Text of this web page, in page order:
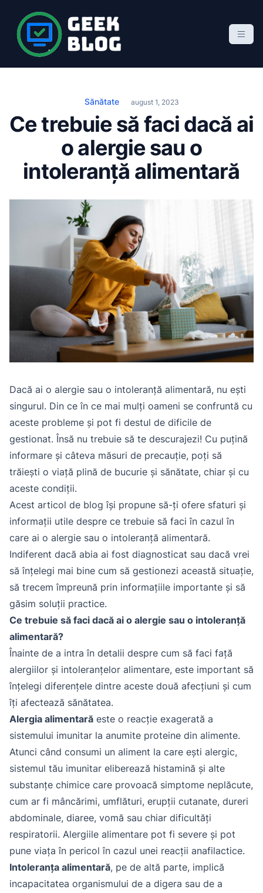
t Geek Blog
blog de marketing online
Sănătate august 1, 2023
Ce trebuie să faci dacă ai
o alergie sau o
intoleranță alimentară
Dacă ai o alergie sau o intoleranță alimentară, nu ești
singurul. Din ce în ce mai mulți oameni se confruntă cu
aceste probleme și pot fi destul de dificile de
gestionat. Însă nu trebuie să te descurajezi! Cu puțină
informare și câteva măsuri de precauție, poți să
trăiești o viață plină de bucurie și sănătate, chiar și cu
aceste condiții.
Acest articol de blog își propune să-ți ofere sfaturi și
informații utile despre ce trebuie să faci în cazul în
care ai o alergie sau o intoleranță alimentară.
Indiferent dacă abia ai fost diagnosticat sau dacă vrei
să înțelegi mai bine cum să gestionezi această situație,
să trecem împreună prin informațiile importante și să
găsim soluții practice.
Ce trebuie să faci dacă ai o alergie sau o intoleranță
alimentară?
Înainte de a intra în detalii despre cum să faci față
alergiilor și intoleranțelor alimentare, este important să
înțelegi diferențele dintre aceste două afecțiuni și cum
îți afectează sănătatea.
Alergia alimentară este o reacție exagerată a
sistemului imunitar la anumite proteine din alimente.
Atunci când consumi un aliment la care ești alergic,
sistemul tău imunitar eliberează histamină și alte
substanțe chimice care provoacă simptome neplăcute,
cum ar fi mâncărimi, umflături, erupții cutanate, dureri
abdominale, diaree, vomă sau chiar dificultăți
respiratorii. Alergiile alimentare pot fi severe și pot
pune viața în pericol în cazul unei reacții anafilactice.
Intoleranța alimentară, pe de altă parte, implică
incapacitatea organismului de a digera sau de a